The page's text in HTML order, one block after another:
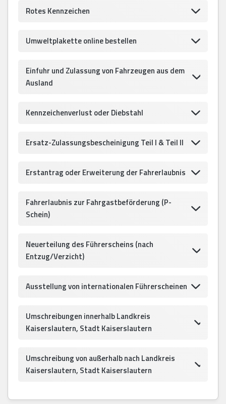
Rotes Kennzeichen
Umweltplakette online bestellen
Einfuhr und Zulassung von Fahrzeugen aus dem
Ausland
Kennzeichenverlust oder Diebstahl
Ersatz-Zulassungsbescheinigung Teil I & Teil II
Erstantrag oder Erweiterung der Fahrerlaubnis
Fahrerlaubnis zur Fahrgastbeförderung (P-
Schein)
Neuerteilung des Führerscheins (nach
Entzug/Verzicht)
Ausstellung von internationalen Führerscheinen
Umschreibungen innerhalb Landkreis
Kaiserslautern, Stadt Kaiserslautern
Umschreibung von außerhalb nach Landkreis
Kaiserslautern, Stadt Kaiserslautern